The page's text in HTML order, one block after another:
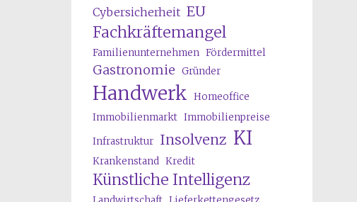
Cybersicherheit EU
Fachkräftemangel
Familienunternehmen Fördermittel
Gastronomie Gründer
Handwerk Homeoffice
Immobilienmarkt Immobilienpreise
Infrastruktur Insolvenz KI
Krankenstand Kredit
Künstliche Intelligenz